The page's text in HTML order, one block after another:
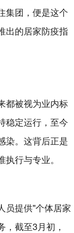
团，便是这个
出的居家防疫指
都被视为业内标
稳定运行，至今
染。这背后正是
行与专业。
员提供"个体居家
，截至3月初，